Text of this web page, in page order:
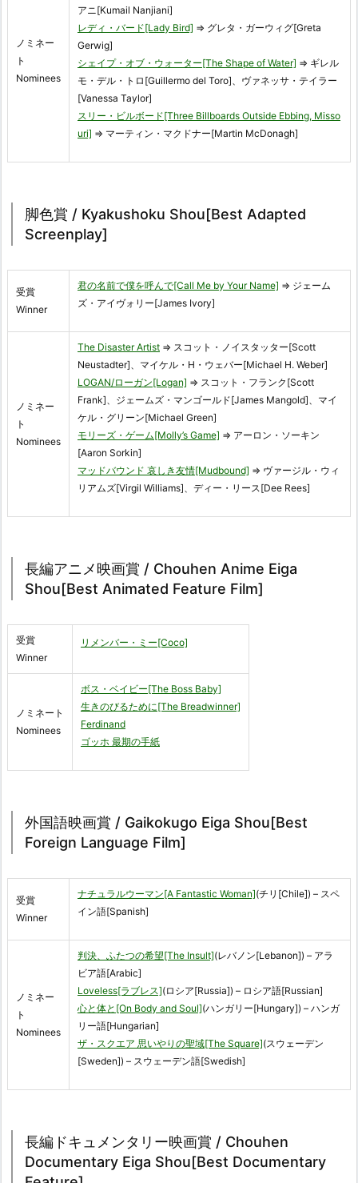
ノミネー
ト
Nominees
アニ[Kumail Nanjiani]
レディ・バード[Lady Bird] ⇒ グレタ・ガーウィグ[Greta
Gerwig]
シェイプ・オブ・ウォーター[The Shape of Water] ⇒ ギレル
モ・デル・トロ[Guillermo del Toro]、ヴァネッサ・テイラー
[Vanessa Taylor]
スリー・ビルボード[Three Billboards Outside Ebbing, Misso
uri] ⇒ マーティン・マクドナー[Martin McDonagh]
脚色賞 / Kyakushoku Shou[Best Adapted
Screenplay]
受賞
Winner
君の名前で僕を呼んで[Call Me by Your Name] ⇒ ジェーム
ズ・アイヴォリー[James Ivory]
ノミネー
ト
Nominees
The Disaster Artist ⇒ スコット・ノイスタッター[Scott
Neustadter]、マイケル・H・ウェバー[Michael H. Weber]
LOGAN/ローガン[Logan] ⇒ スコット・フランク[Scott
Frank]、ジェームズ・マンゴールド[James Mangold]、マイ
ケル・グリーン[Michael Green]
モリーズ・ゲーム[Molly’s Game] ⇒ アーロン・ソーキン
[Aaron Sorkin]
マッドバウンド 哀しき友情[Mudbound] ⇒ ヴァージル・ウィ
リアムズ[Virgil Williams]、ディー・リース[Dee Rees]
長編アニメ映画賞 / Chouhen Anime Eiga
Shou[Best Animated Feature Film]
受賞
Winner
リメンバー・ミー[Coco]
ノミネート
Nominees
ボス・ベイビー[The Boss Baby]
生きのびるために[The Breadwinner]
Ferdinand
ゴッホ 最期の手紙
外国語映画賞 / Gaikokugo Eiga Shou[Best
Foreign Language Film]
受賞
Winner
ナチュラルウーマン[A Fantastic Woman](チリ[Chile]) – スペ
イン語[Spanish]
ノミネー
ト
Nominees
判決、ふたつの希望[The Insult](レバノン[Lebanon]) – アラ
ビア語[Arabic]
Loveless[ラブレス](ロシア[Russia]) – ロシア語[Russian]
心と体と[On Body and Soul](ハンガリー[Hungary]) – ハンガ
リー語[Hungarian]
ザ・スクエア 思いやりの聖域[The Square](スウェーデン
[Sweden]) – スウェーデン語[Swedish]
長編ドキュメンタリー映画賞 / Chouhen
Documentary Eiga Shou[Best Documentary